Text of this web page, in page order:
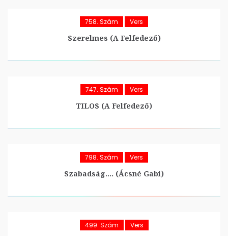
758. Szám Vers
Szerelmes (A Felfedező)
747. Szám Vers
TILOS (A Felfedező)
798. Szám Vers
Szabadság…. (Ácsné Gabi)
499. Szám Vers